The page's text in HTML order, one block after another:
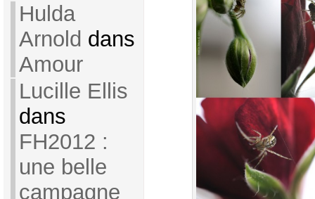
Hulda
Arnold dans
Amour
Lucille Ellis
dans
FH2012 :
une belle
campagne